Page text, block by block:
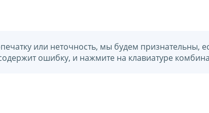
или неточность, мы будем признательны,
ошибку, и нажмите на клавиатуре